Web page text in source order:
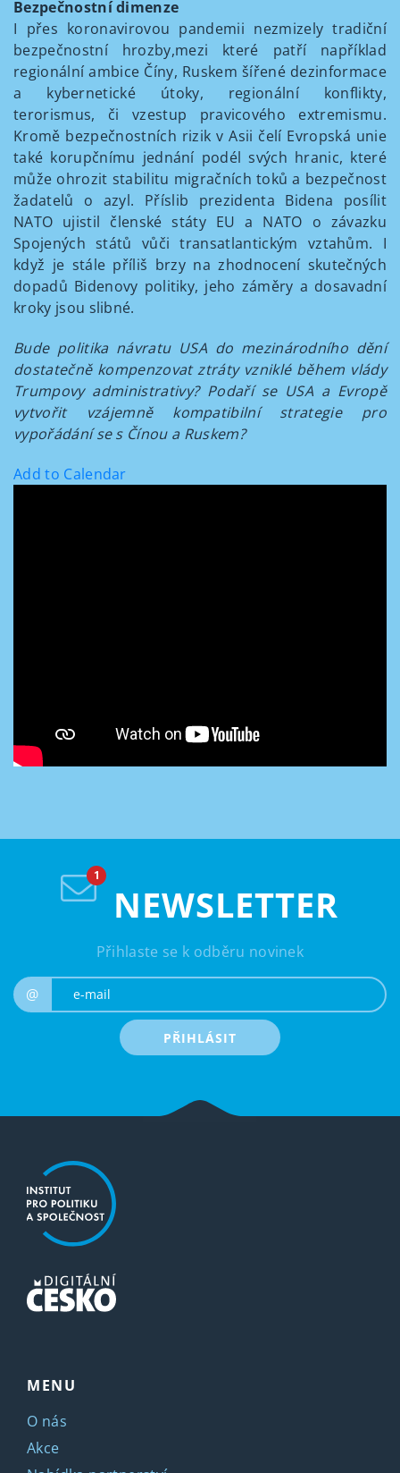
Bezpečnostní dimenze
I přes koronavirovou pandemii nezmizely tradiční
bezpečnostní hrozby,mezi které patří například
regionální ambice Číny, Ruskem šířené dezinformace
a kybernetické útoky, regionální konflikty,
terorismus, či vzestup pravicového extremismu.
Kromě bezpečnostních rizik v Asii čelí Evropská unie
také korupčnímu jednání podél svých hranic, které
může ohrozit stabilitu migračních toků a bezpečnost
žadatelů o azyl. Příslib prezidenta Bidena posílit
NATO ujistil členské státy EU a NATO o závazku
Spojených států vůči transatlantickým vztahům. I
když je stále příliš brzy na zhodnocení skutečných
dopadů Bidenovy politiky, jeho záměry a dosavadní
kroky jsou slibné.
Bude politika návratu USA do mezinárodního dění
dostatečně kompenzovat ztráty vzniklé během vlády
Trumpovy administrativy? Podaří se USA a Evropě
vytvořit vzájemně kompatibilní strategie pro
vypořádání se s Čínou a Ruskem?
Add to Calendar
NEWSLETTER
Přihlaste se k odběru novinek
@
PŘIHLÁSIT
MENU
O nás
Akce